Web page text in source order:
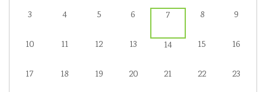
3 4 5 6 7 8 9
10 11 12 13 14 15 16
17 18 19 20 21 22 23